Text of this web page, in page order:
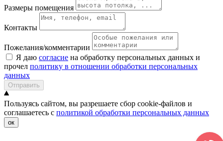
Размеры помещения
Контакты
Пожелания/комментарии
Я даю согласие на обработку персональных данных и
прочел политику в отношении обработки персональных
данных
Отправить
Пользуясь сайтом, вы разрешаете сбор cookie-файлов и
соглашаетесь с политикой обработки персональных данных
ок